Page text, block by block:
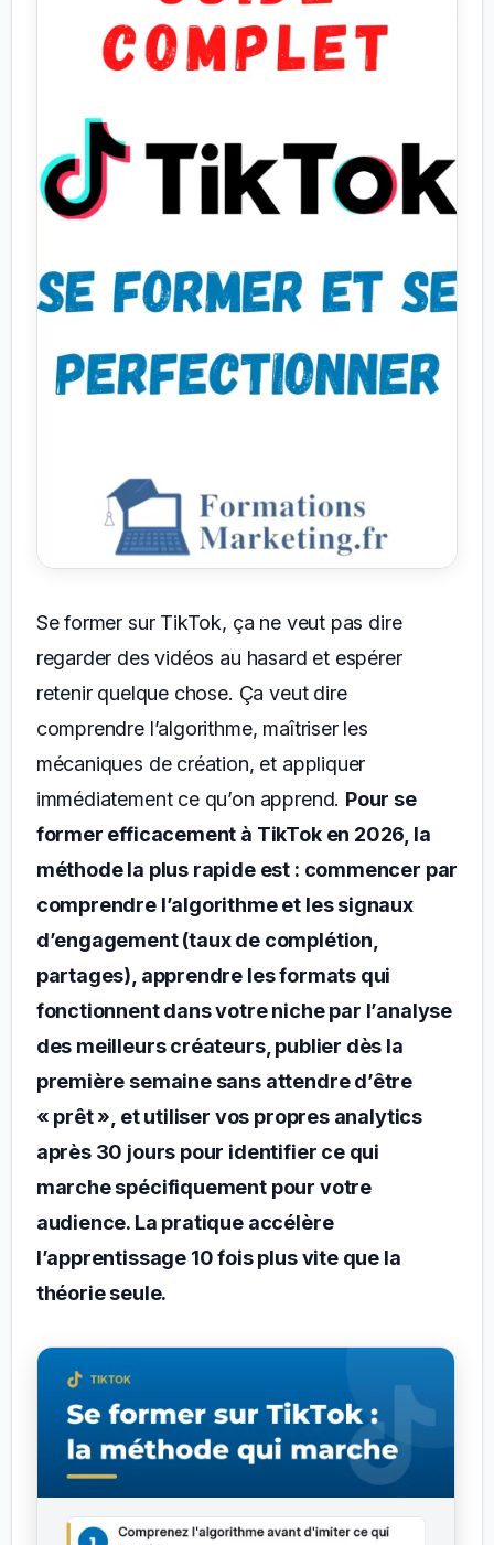
Se former sur TikTok, ça ne veut pas dire
regarder des vidéos au hasard et espérer
retenir quelque chose. Ça veut dire
comprendre l’algorithme, maîtriser les
mécaniques de création, et appliquer
immédiatement ce qu’on apprend. Pour se
former efficacement à TikTok en 2026, la
méthode la plus rapide est : commencer par
comprendre l’algorithme et les signaux
d’engagement (taux de complétion,
partages), apprendre les formats qui
fonctionnent dans votre niche par l’analyse
des meilleurs créateurs, publier dès la
première semaine sans attendre d’être
« prêt », et utiliser vos propres analytics
après 30 jours pour identifier ce qui
marche spécifiquement pour votre
audience. La pratique accélère
l’apprentissage 10 fois plus vite que la
théorie seule.